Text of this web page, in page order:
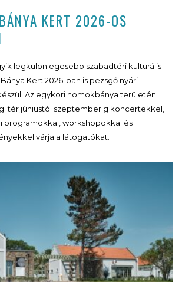
KERT 2026-OS
legkülönlegesebb szabadtéri kulturális
Kert 2026-ban is pezsgő nyári
Az egykori homokbánya területén
tér júniustól szeptemberig koncertekkel,
programokkal, workshopokkal és
várja a látogatókat.